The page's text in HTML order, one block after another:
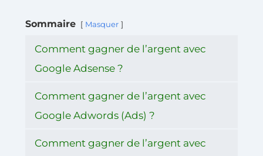
Sommaire Masquer
Comment gagner de l’argent avec
Google Adsense ?
Comment gagner de l’argent avec
Google Adwords (Ads) ?
Comment gagner de l’argent avec